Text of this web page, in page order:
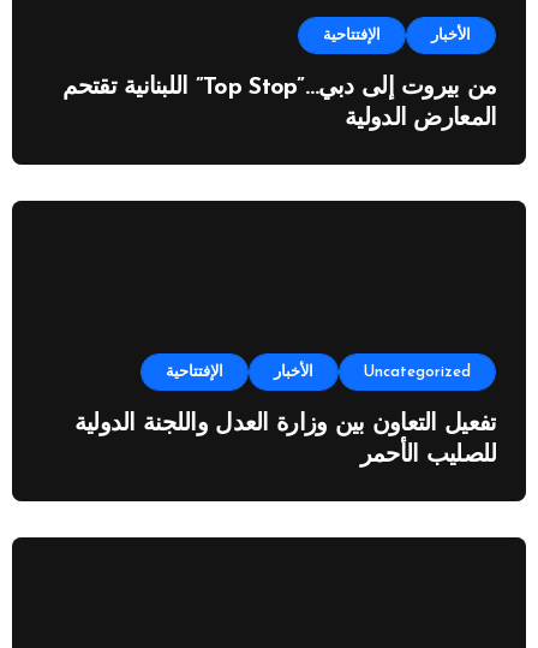
الأخبار الإفتتاحية
من بيروت إلى دبي…”Top Stop” اللبنانية تقتحم
المعارض الدولية
Uncategorized الأخبار الإفتتاحية
تفعيل التعاون بين وزارة العدل واللجنة الدولية
للصليب الأحمر